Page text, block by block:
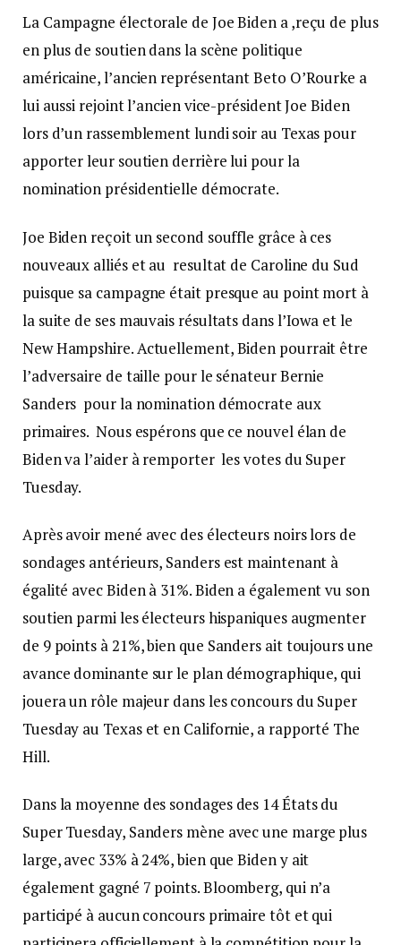
La Campagne électorale de Joe Biden a ,reçu de plus
en plus de soutien dans la scène politique
américaine, l’ancien représentant Beto O’Rourke a
lui aussi rejoint l’ancien vice-président Joe Biden
lors d’un rassemblement lundi soir au Texas pour
apporter leur soutien derrière lui pour la
nomination présidentielle démocrate.
Joe Biden reçoit un second souffle grâce à ces
nouveaux alliés et au resultat de Caroline du Sud
puisque sa campagne était presque au point mort à
la suite de ses mauvais résultats dans l’Iowa et le
New Hampshire. Actuellement, Biden pourrait être
l’adversaire de taille pour le sénateur Bernie
Sanders pour la nomination démocrate aux
primaires. Nous espérons que ce nouvel élan de
Biden va l’aider à remporter les votes du Super
Tuesday.
Après avoir mené avec des électeurs noirs lors de
sondages antérieurs, Sanders est maintenant à
égalité avec Biden à 31%. Biden a également vu son
soutien parmi les électeurs hispaniques augmenter
de 9 points à 21%, bien que Sanders ait toujours une
avance dominante sur le plan démographique, qui
jouera un rôle majeur dans les concours du Super
Tuesday au Texas et en Californie, a rapporté The
Hill.
Dans la moyenne des sondages des 14 États du
Super Tuesday, Sanders mène avec une marge plus
large, avec 33% à 24%, bien que Biden y ait
également gagné 7 points. Bloomberg, qui n’a
participé à aucun concours primaire tôt et qui